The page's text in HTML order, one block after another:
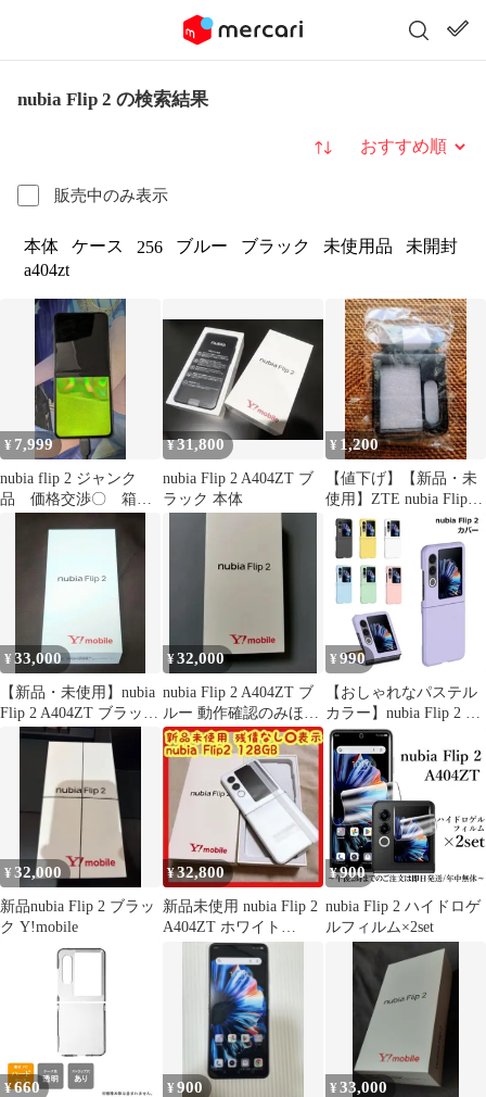
nubia Flip 2 の検索結果
販売中のみ表示
並び替え
本体 ケース 256 ブルー ブラック 未使用品
未開封
a404zt
¥ 7,999
nubia flip 2 ジャンク
品 価格交渉〇 箱付
¥31,800
nubia Flip 2 A404ZT ブ
ラック 本体
¥ 1,200
【値下げ】【新品・未
使用】ZTE nubia Flip 2
ケース ストラップ付き
¥33,000
【新品・未使用】nubia
Flip 2 A404ZT ブラック
本体
¥32,000
nubia Flip 2 A404ZT ブ
ルー 動作確認のみほぼ
未使用
¥ 990
【おしゃれなパステル
カラー】nubia Flip 2 ケ
ース かわいい ヌビア
フリップ2 カバー 耐衝
撃 傷防止 おしゃれ _c
¥32,000
新品nubia Flip 2 ブラッ
ク Y!mobile
¥32,800
新品未使用 nubia Flip 2
A404ZT ホワイト
Y!mobile
¥900
nubia Flip 2 ハイドロゲ
ルフィルム×2set
¥660 ¥900 ¥33,000